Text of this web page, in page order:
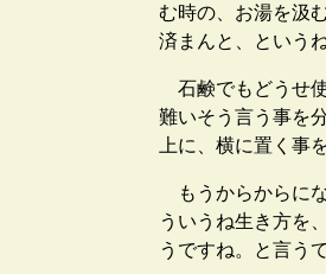
む時の、お湯を汲
済まんと、という
石鹸でもどうせ
難いそう言う事を
上に、横に置く事
もうからからに
ういうね生き方を
うですね。と言う